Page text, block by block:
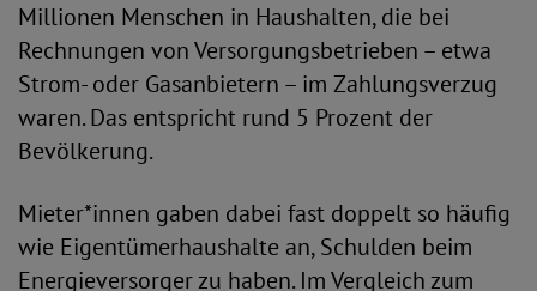
Millionen Menschen in Haushalten, die bei
Rechnungen von Versorgungsbetrieben – etwa
Strom- oder Gasanbietern – im Zahlungsverzug
waren. Das entspricht rund 5 Prozent der
Bevölkerung.
Mieter*innen gaben dabei fast doppelt so häufig
wie Eigentümerhaushalte an, Schulden beim
Energieversorger zu haben. Im Vergleich zum